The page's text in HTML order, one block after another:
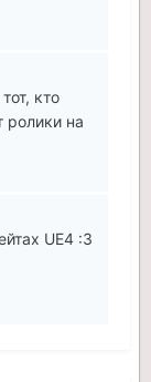
кто
ролики на
UE4 :3